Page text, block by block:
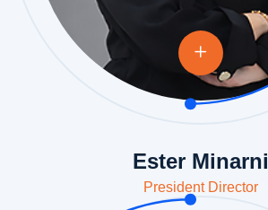
Ester Minarni
President Director